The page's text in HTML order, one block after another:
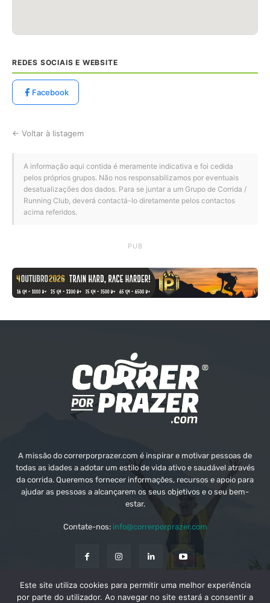
REDES SOCIAIS E WEBSITE
Facebook
← Voltar à listagem
A informação aqui contida é meramente indicativa e foi cedida
pelos próprios grupos. Não nos responsabilizamos por eventuais
desatualizações dos dados. Para se juntar a um Grupo de Corrida /
Running Club, deverá contactá-lo diretamente pelos contactos
acima referidos.
PUB
A missão do correrporprazer.com é inspirar e motivar pessoas de
todas as idades a adotar um estilo de vida ativo e saudável através
da corrida. Queremos fornecer informações, recursos e apoio para
ajudar as pessoas a alcançarem os seus objetivos e o seu bem-
estar.
Contate-nos: info@correrporprazer.com
FICHA TÉCNICA MEDIA KIT PUBLICIDADE
Este site utiliza cookies para permitir uma melhor experiência
por parte do utilizador. Ao navegar no site estará a consentir a